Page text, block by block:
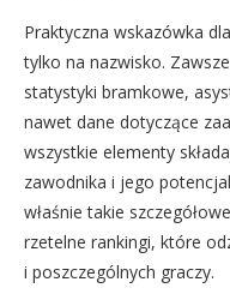
Praktyczna wskazówka
tylko na nazwisko.
statystyki bramkowe,
nawet dane dotyczące
wszystkie elementy
zawodnika i jego
właśnie takie
rzetelne rankingi, które
i poszczególnych graczy.